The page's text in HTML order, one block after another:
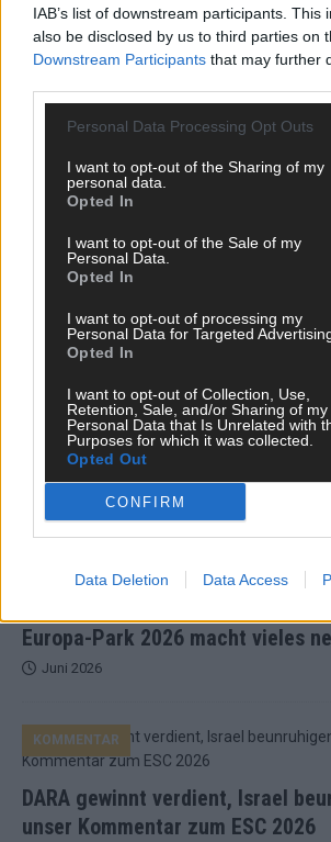
IAB’s list of downstream participants. This
also be disclosed by us to third parties on
Downstream Participants that may further
Personal Data Processing Opt Outs
I want to opt-out of the Sharing of my
personal data.
Opted In
I want to opt-out of the Sale of my
Personal Data.
Opted In
I want to opt-out of processing my
Personal Data for Targeted
Opted In
I want to opt-out of Collection, Use,
Retention, Sale, and/or Sharing of my
Personal Data that Is Unrelated with
Purposes for which it was collected.
Opted Out
CONFIRM
Data Deletion Data Access
Über Redaktion | FLASH UP
Hier schreiben, posten und kuratieren
was euch wirklich interessiert! Wir sind
News, Storys und Videos, die ihr auf
oder crazy Trends – wir checken alles
Wichtigste raus und bringen’s auf
TOP STORIES
Europa-Park 2026 macht vieles
Juni 2026
DARA gewinnt verdient, Israel
unser Kommentar zum ESC 2026
KOMMENTAR